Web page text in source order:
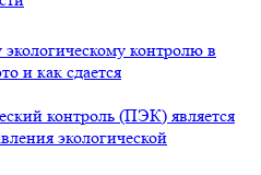
контролю в
и как сдается
контроль (ПЭК) является
экологической